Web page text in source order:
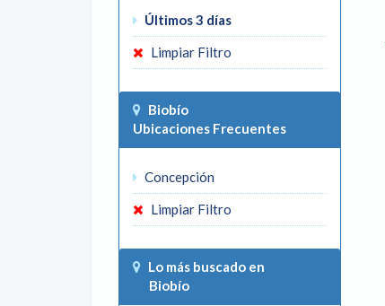
Últimos 3 días
Limpiar Filtro
Biobío
Ubicaciones Frecuentes
Concepción
Limpiar Filtro
Lo más buscado en
Biobío